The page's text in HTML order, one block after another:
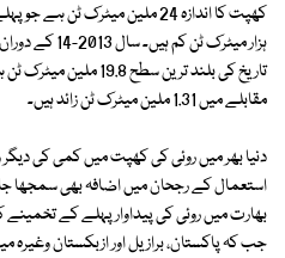
ہزار میٹرک ٹن
تاریخ کی بلند ترین
مقابلے میں 1.31 ملین میٹرک ٹن زائد ہیں۔
دنیا بھر میں روئی کی کھپت میں کمی کی
بھارت میں روئی کی پیداوار پہلے کے تخمینے
جب کہ پاکستان، برازیل اور ازبکستان وغیرہ